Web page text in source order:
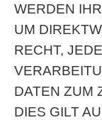
WERDEN
UM
RECHT,
DATEN ZUM
DIES GILT